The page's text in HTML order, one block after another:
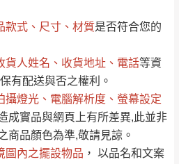
款式、尺寸、材質是否符合您的
貨人姓名、收貨地址、電話等資
有配送與否之權利。
攝燈光、電腦解析度、螢幕設定
成實品與網頁上有所差異,此並非
商品顏色為準,敬請見諒。
圖內之擺設物品 ， 以品名和文案
說 明
送費用
偏遠地區
（請先線上詢問 LINE
→@dershin ）
復興鄉
網頁無法及時更新，如有需
於出發前來電或到「官方
確認商品是否有「現貨」與
異常，商家有權取消訂
法更改原設計或客製，敬請
低排列
只顯示附上圖片